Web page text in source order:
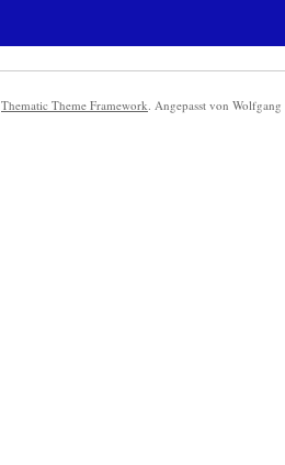
Thematic Theme Framework. Angepasst von